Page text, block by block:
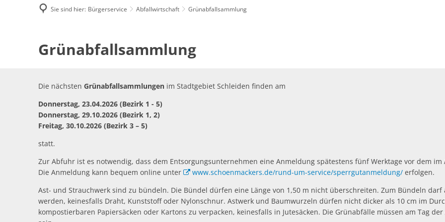
Sie sind hier: Bürgerservice Abfallwirtschaft Grünabfallsammlung
Grünabfallsammlung
Grünabfallsammlung
Die nächsten Grünabfallsammlungen im Stadtgebiet Schleiden finden am
Donnerstag, 23.04.2026 (Bezirk 1 - 5)
Donnerstag, 29.10.2026 (Bezirk 1, 2)
Freitag, 30.10.2026 (Bezirk 3 – 5)
statt.
Zur Abfuhr ist es notwendig, dass dem Entsorgungsunternehmen eine Anmeldung spätestens fünf Werktage vor dem
Die Anmeldung kann bequem online unter
www.schoenmackers.de/rund-um-service/sperrgutanmeldung/erfolgen.
Ast- und Strauchwerk sind zu bündeln. Die Bündel dürfen eine Länge von 1,50 m nicht überschreiten. Zum Bündeln
werden, keinesfalls Draht, Kunststoff oder Nylonschnur. Astwerk und Baumwurzeln dürfen nicht dicker als 10 cm im
kompostierbaren Papiersäcken oder Kartons zu verpacken, keinesfalls in Jutesäcken. Die Grünabfälle müssen am Tag